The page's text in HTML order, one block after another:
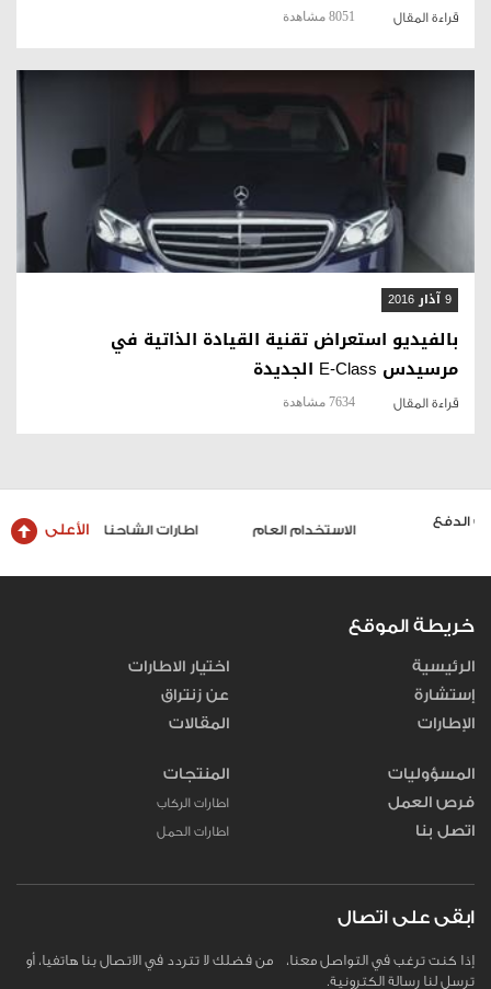
قراءة المقال 8051 مشاهدة
9 آذار 2016
بالفيديو استعراض تقنية القيادة الذاتية في
مرسيدس E-Class الجديدة
قراءة المقال 7634 مشاهدة
الاستخدام العام اطارات الشاحنات والحافلات الأعلى
خريطة الموقع
الرئيسية
إستشارة
الإطارات
اختيار الاطارات
عن زنتراق
المقالات
المسؤوليات
فرص العمل
اتصل بنا
المنتجات
اطارات الركاب
اطارات الحمل
ابقى على اتصال
إذا كنت ترغب في التواصل معنا، من فضلك لا تتردد في الاتصال بنا هاتفيا، أو
ترسل لنا رسالة الكترونية.